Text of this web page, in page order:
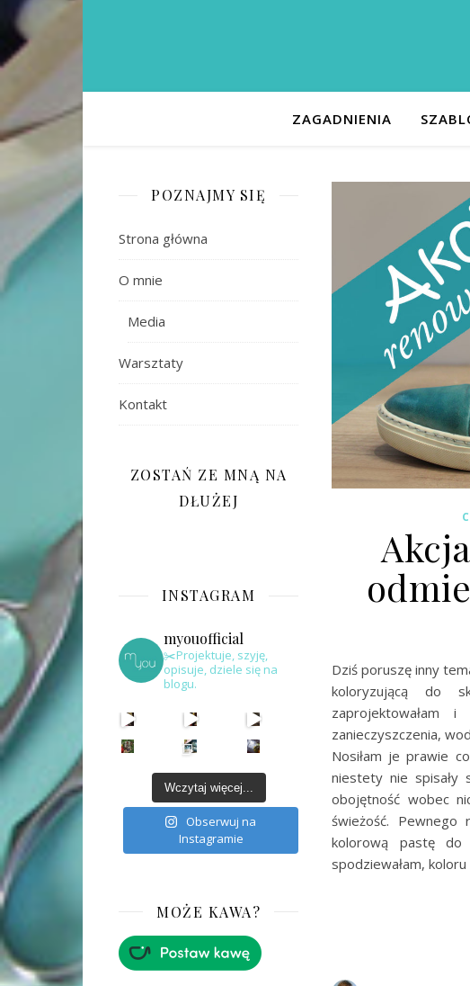
ZAGADNIENIA
POZNAJMY SIĘ
Strona główna
O mnie
Media
Warsztaty
Kontakt
ZOSTAŃ ZE MNĄ NA
DŁUŻEJ
INSTAGRAM
myouofficial
✂️Projektuje, szyję,
opisuje, dziele się na
blogu.
Wczytaj więcej...
Obserwuj na
Instagramie
MOŻE KAWA?
Dziś poruszę inny
koloryzującą do
zaprojektowałam
zanieczyszczenia,
Nosiłam je prawie
niestety nie spisały
obojętność wobec
świeżość. Pewnego
kolorową pastę
spodziewałam,